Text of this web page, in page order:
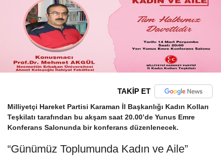
TAKİP ET
Milliyetçi Hareket Partisi Karaman İl Başkanlığı Kadın Kolları
Teşkilatı tarafından bu akşam saat 20.00’de Yunus Emre
Konferans Salonunda bir konferans düzenlenecek.
“Günümüz Toplumunda Kadın ve Aile”